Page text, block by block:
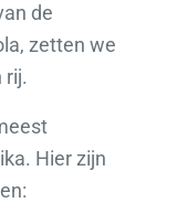
de
zetten we
rij.
Hier zijn